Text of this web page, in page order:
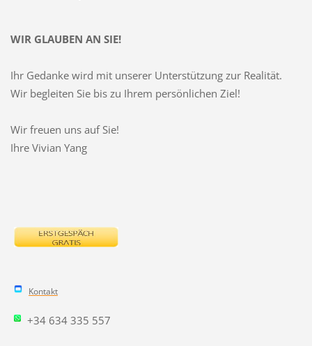
WIR GLAUBEN AN SIE!
Ihr Gedanke wird mit unserer Unterstützung zur Realität.
Wir begleiten Sie bis zu Ihrem persönlichen Ziel!
Wir freuen uns auf Sie!
Ihre Vivian Yang
Kontakt
+34 634 335 557